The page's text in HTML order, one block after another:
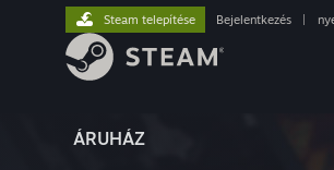
ÁRUHÁZ
Steam telepítése Bejelentkezés